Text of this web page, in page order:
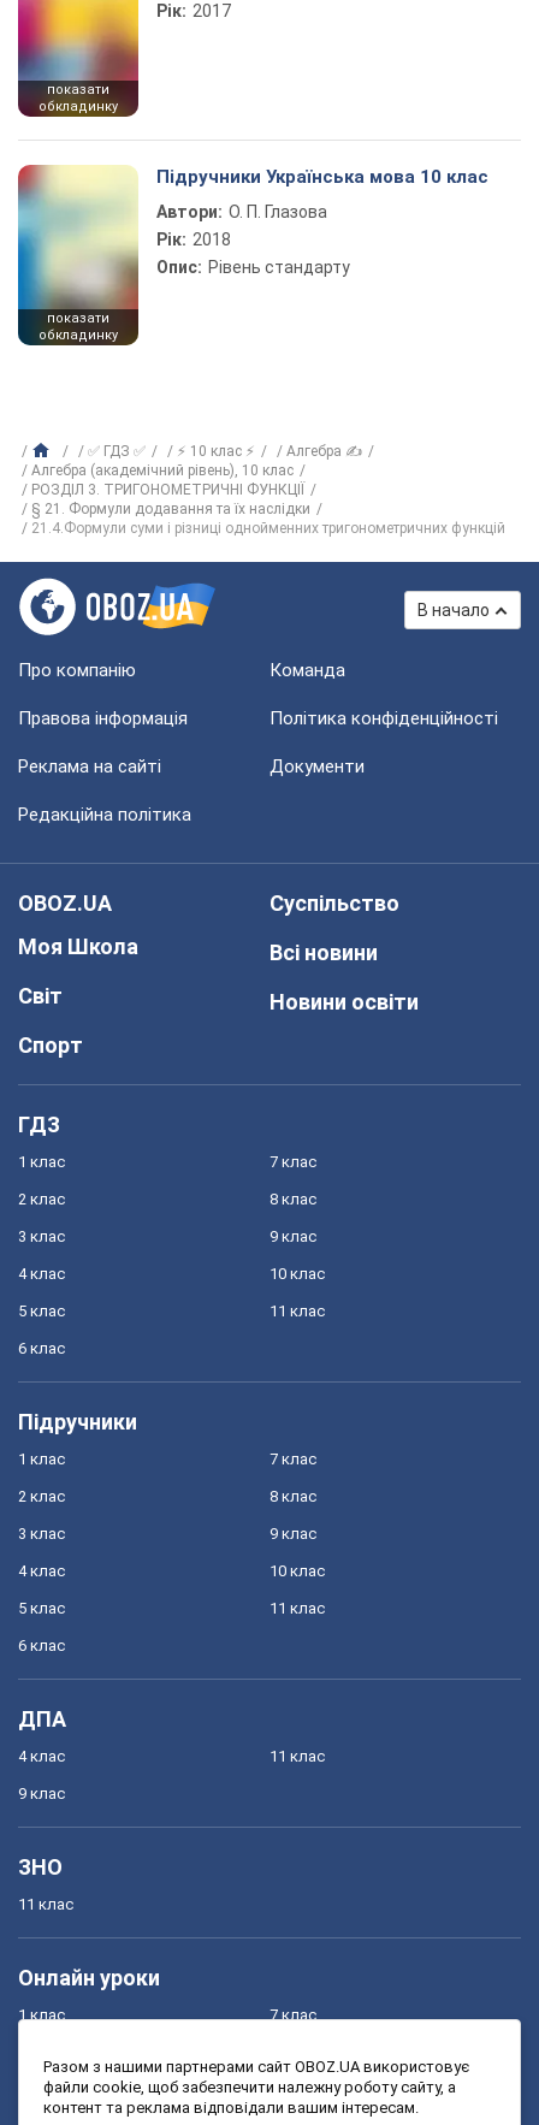
показати
обкладинку
Рік: 2017
показати
обкладинку
Підручники Українська мова 10 клас
Автори: О. П. Глазова
Рік: 2018
Опис: Рівень стандарту
✅ ГДЗ ✅ ⚡ 10 клас ⚡
Алгебра ✍
Алгебра (академічний рівень), 10 клас
РОЗДІЛ 3. ТРИГОНОМЕТРИЧНІ ФУНКЦІЇ
§ 21. Формули додавання та їх наслідки
21.4.Формули суми і різниці однойменних тригонометричних функцій
В начало
Про компанію Команда
Правова інформація Політика конфіденційності
Реклама на сайті Документи
Редакційна політика
OBOZ.UA
Моя Школа
Світ
Спорт
Суспільство
Всі новини
Новини освіти
ГДЗ
1 клас
2 клас
3 клас
4 клас
5 клас
6 клас
7 клас
8 клас
9 клас
10 клас
11 клас
Підручники
1 клас
2 клас
3 клас
4 клас
5 клас
6 клас
7 клас
8 клас
9 клас
10 клас
11 клас
ДПА
4 клас
9 клас
11 клас
ЗНО
11 клас
Онлайн уроки
1 клас
3 клас
7 клас
9 клас
Разом з нашими партнерами сайт OBOZ.UA використовує
файли cookie, щоб забезпечити належну роботу сайту, а
контент та реклама відповідали вашим інтересам.